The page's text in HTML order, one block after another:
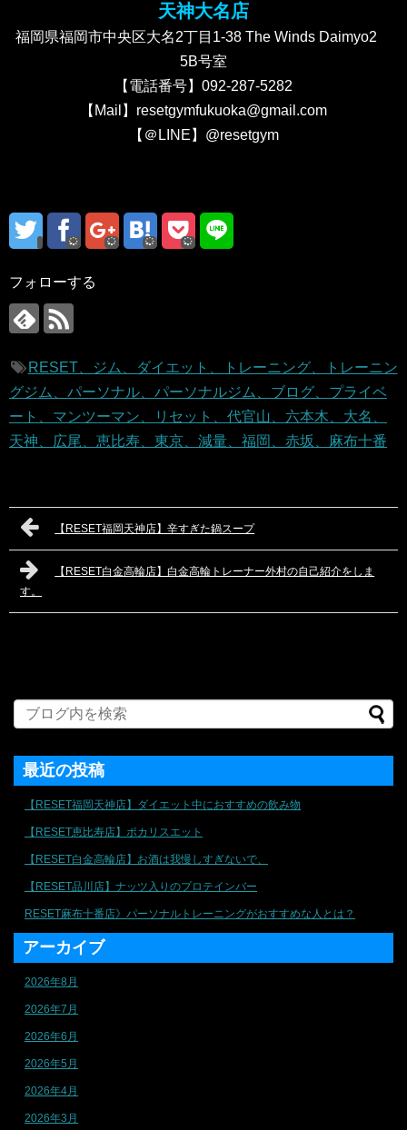
天神大名店
福岡県福岡市中央区大名2丁目1-38 The Winds Daimyo2
5B号室
【電話番号】092-287-5282
【Mail】resetgymfukuoka@gmail.com
【＠LINE】@resetgym
フォローする
RESET、ジム、ダイエット、トレーニング、トレーニン
グジム、パーソナル、パーソナルジム、ブログ、プライベ
ート、マンツーマン、リセット、代官山、六本木、大名、
天神、広尾、恵比寿、東京、減量、福岡、赤坂、麻布十番
【RESET福岡天神店】辛すぎた鍋スープ
【RESET白金高輪店】白金高輪トレーナー外村の自己紹介をしま
す。
最近の投稿
【RESET福岡天神店】ダイエット中におすすめの飲み物
【RESET恵比寿店】ポカリスエット
【RESET白金高輪店】お酒は我慢しすぎないで、
【RESET品川店】ナッツ入りのプロテインバー
RESET麻布十番店》パーソナルトレーニングがおすすめな人とは？
アーカイブ
2026年8月
2026年7月
2026年6月
2026年5月
2026年4月
2026年3月